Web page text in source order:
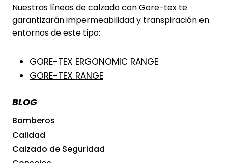
Nuestras líneas de calzado con Gore-tex te
garantizarán impermeabilidad y transpiración en
entornos de este tipo:
GORE-TEX ERGONOMIC RANGE
GORE-TEX RANGE
BLOG
Bomberos
Calidad
Calzado de Seguridad